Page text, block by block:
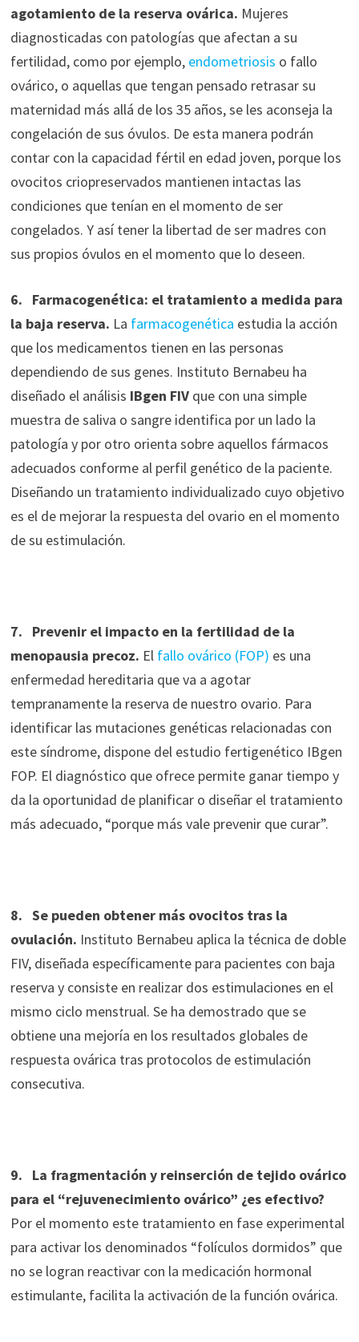
agotamiento de la reserva ovárica. Mujeres
diagnosticadas con patologías que afectan a su
fertilidad, como por ejemplo, endometriosis o fallo
ovárico, o aquellas que tengan pensado retrasar su
maternidad más allá de los 35 años, se les aconseja la
congelación de sus óvulos. De esta manera podrán
contar con la capacidad fértil en edad joven, porque los
ovocitos criopreservados mantienen intactas las
condiciones que tenían en el momento de ser
congelados. Y así tener la libertad de ser madres con
sus propios óvulos en el momento que lo deseen.
6. Farmacogenética: el tratamiento a medida para
la baja reserva. La farmacogenética estudia la acción
que los medicamentos tienen en las personas
dependiendo de sus genes. Instituto Bernabeu ha
diseñado el análisis IBgen FIVque con una simple
muestra de saliva o sangre identifica por un lado la
patología y por otro orienta sobre aquellos fármacos
adecuados conforme al perfil genético de la paciente.
Diseñando un tratamiento individualizado cuyo objetivo
es el de mejorar la respuesta del ovario en el momento
de su estimulación.
7. Prevenir el impacto en la fertilidad de la
menopausia precoz. El fallo ovárico (FOP) es una
enfermedad hereditaria que va a agotar
tempranamente la reserva de nuestro ovario. Para
identificar las mutaciones genéticas relacionadas con
este síndrome, dispone del estudio fertigenético IBgen
FOP. El diagnóstico que ofrece permite ganar tiempo y
da la oportunidad de planificar o diseñar el tratamiento
más adecuado, “porque más vale prevenir que curar”.
8. Se pueden obtener más ovocitos tras la
ovulación. Instituto Bernabeu aplica la técnica de doble
FIV, diseñada específicamente para pacientes con baja
reserva y consiste en realizar dos estimulaciones en el
mismo ciclo menstrual. Se ha demostrado que se
obtiene una mejoría en los resultados globales de
respuesta ovárica tras protocolos de estimulación
consecutiva.
9. La fragmentación y reinserción de tejido ovárico
para el “rejuvenecimiento ovárico” ¿es efectivo?
Por el momento este tratamiento en fase experimental
para activar los denominados “folículos dormidos” que
no se logran reactivar con la medicación hormonal
estimulante, facilita la activación de la función ovárica.